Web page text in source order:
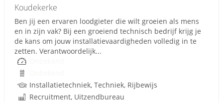
Koudekerke
Ben jij een ervaren loodgieter die wilt groeien als mens
en in zijn vak? Bij een groeiend technisch bedrijf krijg je
de kans om jouw installatievaardigheden volledig in te
zetten. Verantwoordelijk...
Installatietechniek, Techniek, Rijbewijs
Recruitment, Uitzendbureau